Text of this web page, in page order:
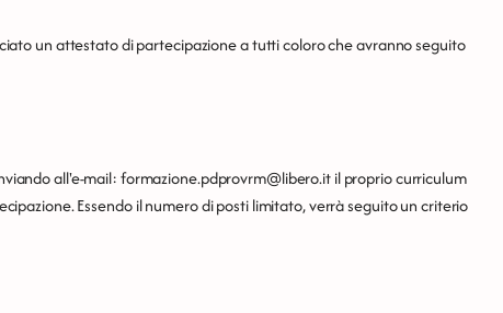
un attestato di partecipazione a tutti coloro che avranno seguito
all'e-mail: formazione.pdprovrm@libero.it il proprio curriculum
Essendo il numero di posti limitato, verrà seguito un criterio